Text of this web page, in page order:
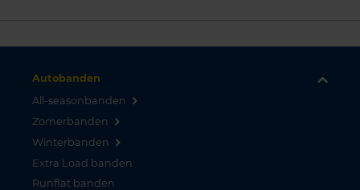
Autobanden
All-seasonbanden
Zomerbanden
Winterbanden
Extra Load banden
Runflat banden